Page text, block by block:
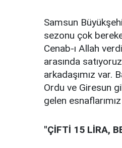
Samsun
sezonu çok
Cenab-ı Allah
arasında
arkadaşımız var.
Ordu ve Giresun
gelen
"ÇİFTİ 15 LİRA,